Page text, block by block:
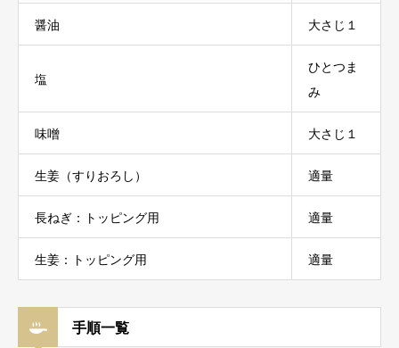
醤油 大さじ１
塩
ひとつま
み
味噌 大さじ１
生姜（すりおろし） 適量
長ねぎ：トッピング用 適量
生姜：トッピング用 適量
手順一覧